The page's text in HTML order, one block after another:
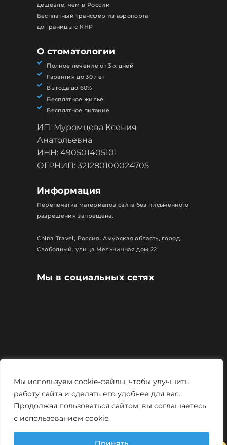
Мы используем cookie-файлы, чтобы улучшить
работу сайта и сделать его удобнее для вас.
Продолжая пользоваться сайтом, вы соглашаетесь
с использованием cookie.
Мы в социальных сетях
дешевле, чем в России
Бесплатный трансфер из аэропорта
до границы с КНР
О стоматологии
Полное лечение от 3-х дней
Гарантия до 30 лет
Выгода до 60%
Бесплатное жилье
Бесплатное питание
ИП: Муромцева Ксения
Анатольевна
ИНН: 490501405101
ОГРНИП: 321280100024705
Информация
Перепечатка материалов сайта без письменного
разрешения запрещена.
China Travel, Россия. Амурская область, город
Свободный, улица Мельничная дом 22
Политика конфиденциальности
Мощно и креативно отMonstro-studio